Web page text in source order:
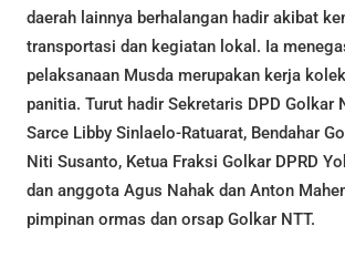
daerah lainnya berhalangan hadir akibat
transportasi dan kegiatan lokal. Ia
pelaksanaan Musda merupakan kerja
panitia. Turut hadir Sekretaris DPD Golkar
Sarce Libby Sinlaelo-Ratuarat, Bendahar
Niti Susanto, Ketua Fraksi Golkar DPRD
dan anggota Agus Nahak dan Anton
pimpinan ormas dan orsap Golkar NTT.